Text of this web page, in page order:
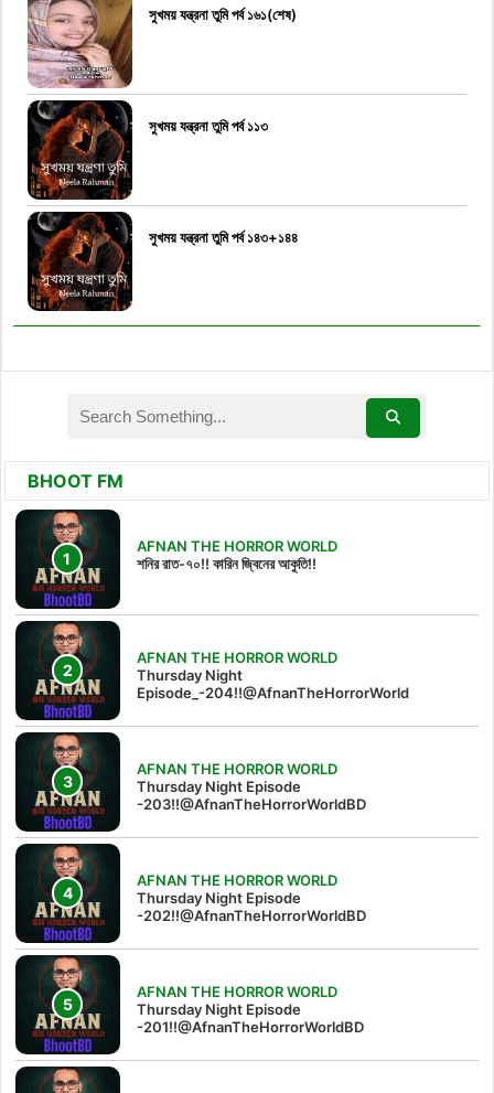
সুখময় যন্ত্রনা তুমি পর্ব ১৬১(শেষ)
সুখময় যন্ত্রনা তুমি পর্ব ১১৩
সুখময় যন্ত্রনা তুমি পর্ব ১৪৩+১৪৪
BHOOT FM
AFNAN THE HORROR WORLD
শনির রাত-৭০!! কারিন জ্বিনের আকুতি!!
AFNAN THE HORROR WORLD
Thursday Night
Episode_-204!!@AfnanTheHorrorWorld
AFNAN THE HORROR WORLD
Thursday Night Episode
-203!!@AfnanTheHorrorWorldBD
AFNAN THE HORROR WORLD
Thursday Night Episode
-202!!@AfnanTheHorrorWorldBD
AFNAN THE HORROR WORLD
Thursday Night Episode
-201!!@AfnanTheHorrorWorldBD